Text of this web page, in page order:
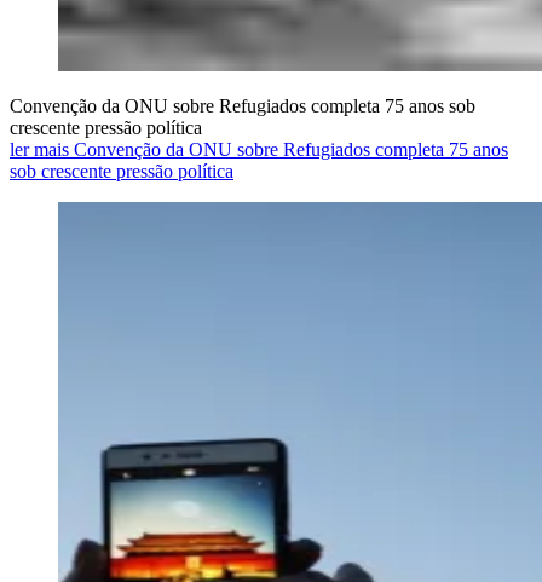
Convenção da ONU sobre Refugiados completa 75 anos sob
crescente pressão política
ler mais Convenção da ONU sobre Refugiados completa 75 anos
sob crescente pressão política